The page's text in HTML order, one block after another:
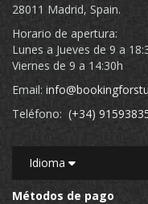
28011 Madrid, Spain.
Horario de apertura:
Lunes a Jueves de 9 a
Viernes de 9 a 14:30h
Email:
Teléfono: (+34)
Idioma
Métodos de pago